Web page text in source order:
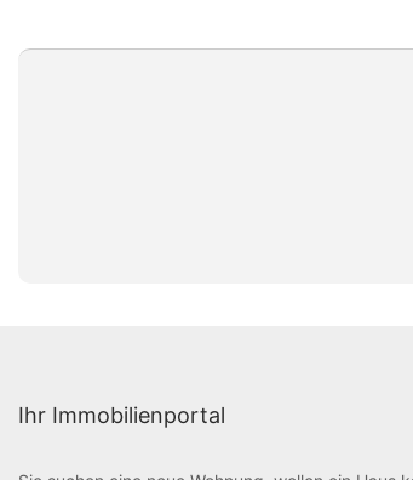
Ihr Immobilienportal